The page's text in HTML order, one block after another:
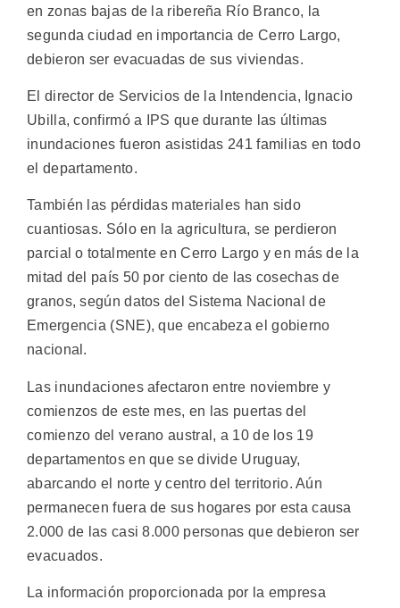
en zonas bajas de la ribereña Río Branco, la
segunda ciudad en importancia de Cerro Largo,
debieron ser evacuadas de sus viviendas.
El director de Servicios de la Intendencia, Ignacio
Ubilla, confirmó a IPS que durante las últimas
inundaciones fueron asistidas 241 familias en todo
el departamento.
También las pérdidas materiales han sido
cuantiosas. Sólo en la agricultura, se perdieron
parcial o totalmente en Cerro Largo y en más de la
mitad del país 50 por ciento de las cosechas de
granos, según datos del Sistema Nacional de
Emergencia (SNE), que encabeza el gobierno
nacional.
Las inundaciones afectaron entre noviembre y
comienzos de este mes, en las puertas del
comienzo del verano austral, a 10 de los 19
departamentos en que se divide Uruguay,
abarcando el norte y centro del territorio. Aún
permanecen fuera de sus hogares por esta causa
2.000 de las casi 8.000 personas que debieron ser
evacuados.
La información proporcionada por la empresa